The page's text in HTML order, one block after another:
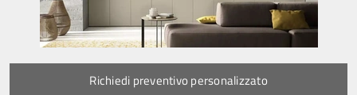
Richiedi preventivo personalizzato